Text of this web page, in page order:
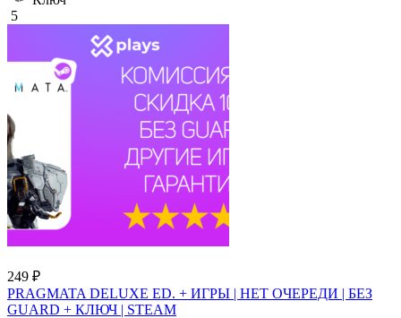
5
249 ₽
PRAGMATA DELUXE ED. + ИГРЫ | НЕТ ОЧЕРЕДИ | БЕЗ
GUARD + КЛЮЧ | STEAM